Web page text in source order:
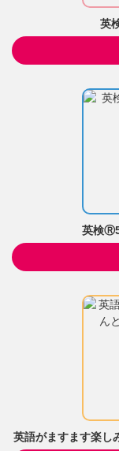
英
英検
英語がますます楽し